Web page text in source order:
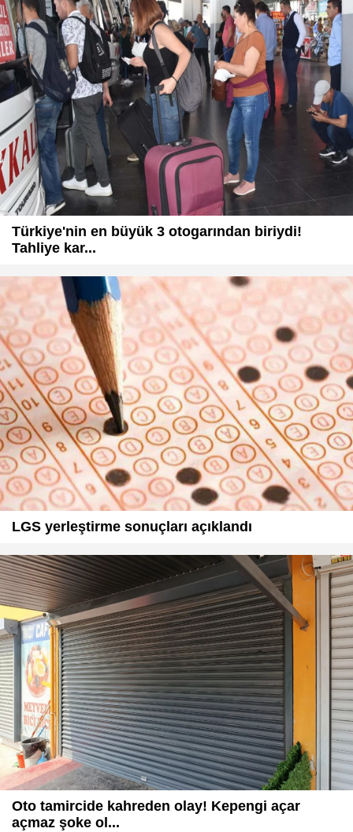
Türkiye'nin en büyük 3 otogarından biriydi!
Tahliye kar...
LGS yerleştirme sonuçları açıklandı
Oto tamircide kahreden olay! Kepengi açar
açmaz şoke ol...